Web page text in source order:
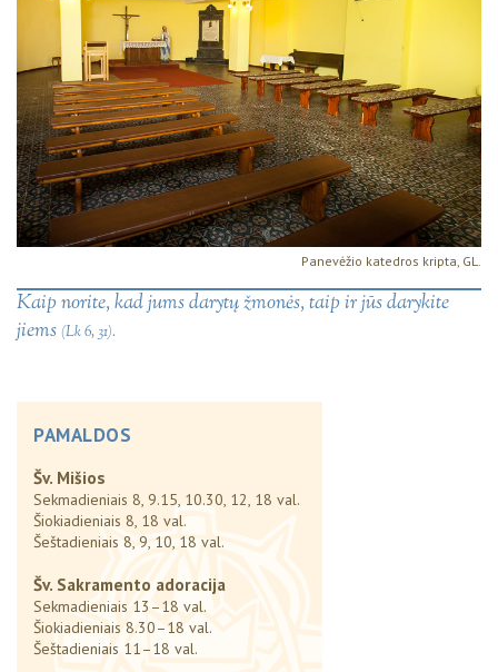
Panevėžio katedros kripta, GL.
Kaip norite, kad jums darytų žmonės, taip ir jūs darykite
jiems (Lk 6, 31).
PAMALDOS
Šv. Mišios
Sekmadieniais 8, 9.15, 10.30, 12, 18 val.
Šiokiadieniais 8, 18 val.
Šeštadieniais 8, 9, 10, 18 val.
Šv. Sakramento adoracija
Sekmadieniais 13–18 val.
Šiokiadieniais 8.30–18 val.
Šeštadieniais 11–18 val.